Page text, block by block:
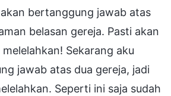
bertanggung jawab atas
belasan gereja. Pasti akan
Sekarang aku
jawab atas dua gereja, jadi
Seperti ini saja sudah